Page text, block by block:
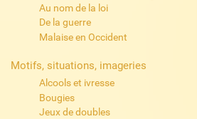
Au nom de la loi
De la guerre
Malaise en Occident
Motifs, situations, imageries
Alcools et ivresse
Bougies
Jeux de doubles